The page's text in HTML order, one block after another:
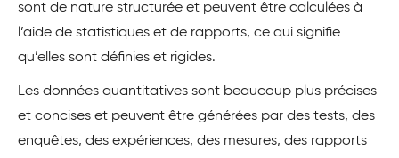
sont de nature structurée et peuvent être calculées à
l’aide de statistiques et de rapports, ce qui signifie
qu’elles sont définies et rigides.
Les données quantitatives sont beaucoup plus précises
et concises et peuvent être générées par des tests, des
enquêtes, des expériences, des mesures, des rapports